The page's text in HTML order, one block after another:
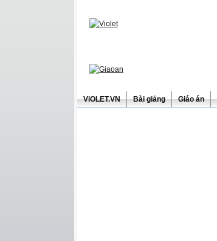
ViOLET.VN Bài giảng Giáo án